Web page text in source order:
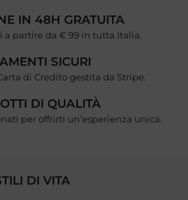
IN 48H GRATUITA
partire da € 99 in tutta Italia.
SICURI
di Credito gestita da Stripe.
DI QUALITÀ
per offrirti un’esperienza unica.
DI VITA